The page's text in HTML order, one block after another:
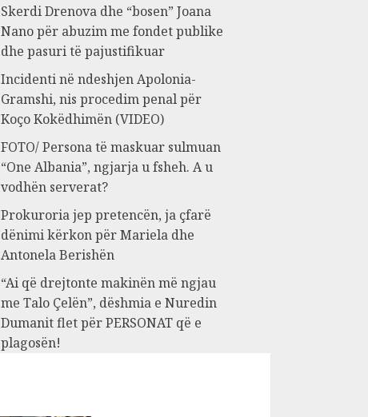
Skerdi Drenova dhe “bosen” Joana
Nano për abuzim me fondet publike
dhe pasuri të pajustifikuar
Incidenti në ndeshjen Apolonia-
Gramshi, nis procedim penal për
Koço Kokëdhimën (VIDEO)
FOTO/ Persona të maskuar sulmuan
“One Albania”, ngjarja u fsheh. A u
vodhën serverat?
Prokuroria jep pretencën, ja çfarë
dënimi kërkon për Mariela dhe
Antonela Berishën
“Ai që drejtonte makinën më ngjau
me Talo Çelën”, dëshmia e Nuredin
Dumanit flet për PERSONAT që e
plagosën!